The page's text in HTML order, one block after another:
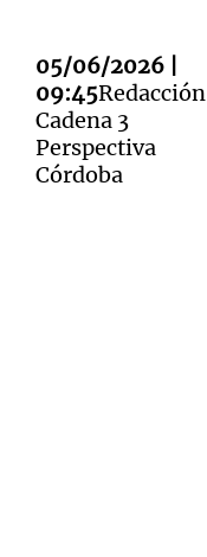
05/06/2026 |
09:45Redacción
Cadena 3
Perspectiva
Córdoba
Notas
Editorial